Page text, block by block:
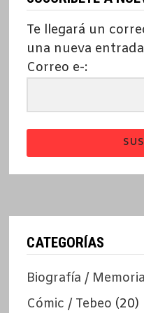
Te llegará un
una nueva entrada
Correo e-:
CATEGORÍAS
Biografía /
Cómic / Tebeo (20)